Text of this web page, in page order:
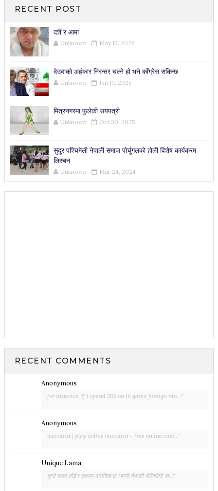
RECENT POST
दशैं र आमा
Unknown May 15, 2026
देउवाको अहंकार निरन्तर चल्ने हो भने काँग्रेस सकिन्छ
Unknown Jan 19, 2026
मित्रनगरमा फुलेकी सयपत्री
Unknown Oct 30, 2025
सुदुर पश्चिमेली नेपाली समाज पोर्चुगलको होली विशेष कार्यक्रम
लिस्बन
Unknown Mar 24, 2024
RECENT COMMENTS
Anonymous
"for instance, if i spend 20$ on in game foreign mo..."
Anonymous
"baccarat | play online baccarat - free online casi..."
Unique Lama
"कुरो गलत होईन एकदम मनासिब छ।हामी नेपाली रोजिरोटि क..."